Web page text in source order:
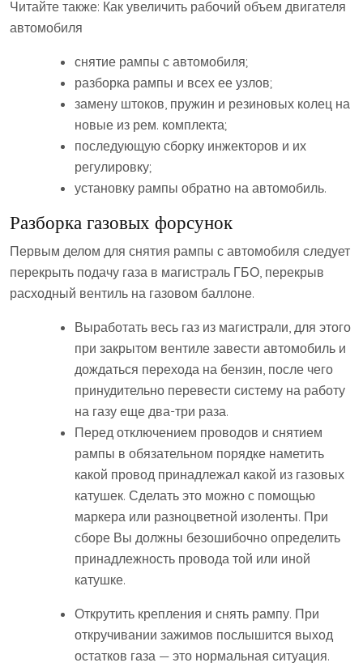
Читайте также: Как увеличить рабочий объем двигателя
автомобиля
снятие рампы с автомобиля;
разборка рампы и всех ее узлов;
замену штоков, пружин и резиновых колец на
новые из рем. комплекта;
последующую сборку инжекторов и их
регулировку;
установку рампы обратно на автомобиль.
Разборка газовых форсунок
Первым делом для снятия рампы с автомобиля следует
перекрыть подачу газа в магистраль ГБО, перекрыв
расходный вентиль на газовом баллоне.
Выработать весь газ из магистрали, для этого
при закрытом вентиле завести автомобиль и
дождаться перехода на бензин, после чего
принудительно перевести систему на работу
на газу еще два-три раза.
Перед отключением проводов и снятием
рампы в обязательном порядке наметить
какой провод принадлежал какой из газовых
катушек. Сделать это можно с помощью
маркера или разноцветной изоленты. При
сборе Вы должны безошибочно определить
принадлежность провода той или иной
катушке.
Открутить крепления и снять рампу. При
откручивании зажимов послышится выход
остатков газа — это нормальная ситуация.